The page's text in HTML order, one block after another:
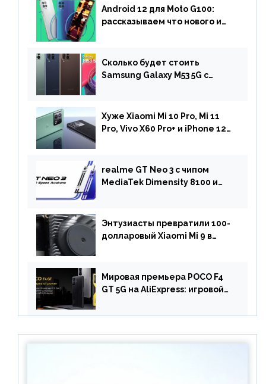
Android 12 для Moto G100:
рассказываем что нового и
Сколько будет стоить
Samsung Galaxy M53 5G с
Хуже Xiaomi Mi 10 Pro, Mi 11
Pro, Vivo X60 Pro+ и iPhone 12
OnePlus 10 Pro
realme GT Neo 3 с чипом
MediaTek Dimensity 8100 и
Энтузиасты превратили 100-
долларовый Xiaomi Mi 9 в
Мировая премьера POCO F4
GT 5G на AliExpress: игровой
Snapdragon 8 Gen 1 по